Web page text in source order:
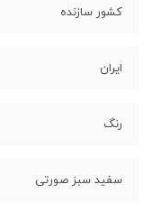
کشور سازنده
ایران
رنگ
سفید سبز صورتی